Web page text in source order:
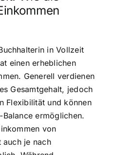
in Vollzeit
einen erheblichen
Generell verdienen
Gesamtgehalt, jedoch
Flexibilität und können
ermöglichen.
von
auch je nach